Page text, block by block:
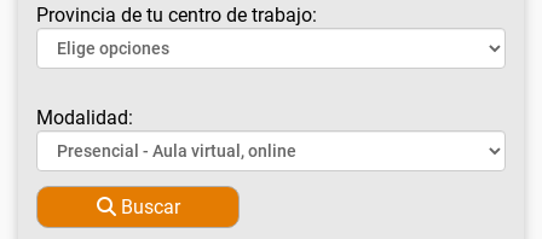
Provincia de tu centro de trabajo:
Modalidad:
Buscar